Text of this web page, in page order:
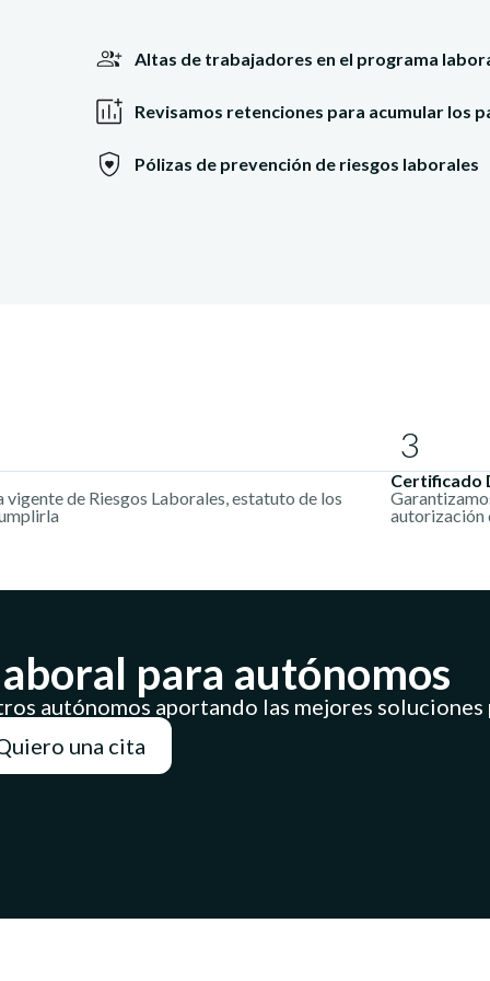
Altas de trabajadores en el programa
Revisamos retenciones para acumular los
Pólizas de prevención de riesgos laborales
de Riesgos Laborales, estatuto de los
3
Certificado
para autónomos
autónomos aportando las mejores soluciones
una cita